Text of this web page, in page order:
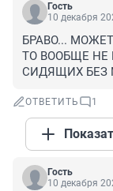
Гость
10 декабря
БРАВО...
ТО ВООБЩЕ НЕ
СИДЯЩИХ БЕЗ
ОТВЕТИТЬ 1
Гость
10 декабря